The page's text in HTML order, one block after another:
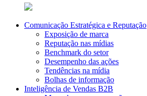
Comunicação Estratégica e Reputação
Exposição de marca
Reputação nas mídias
Benchmark do setor
Desempenho das ações
Tendências na mídia
Bolhas de informação
Inteligência de Vendas B2B